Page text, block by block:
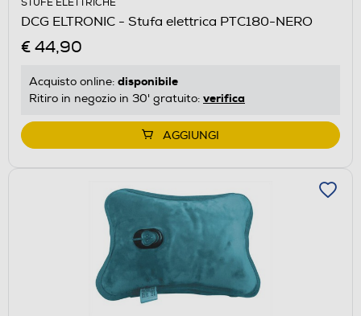
STUFE ELETTRICHE
DCG ELTRONIC - Stufa elettrica PTC180-NERO
€ 44,90
Acquisto online: disponibile
Ritiro in negozio in 30' gratuito: verifica
AGGIUNGI